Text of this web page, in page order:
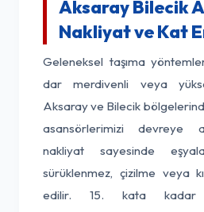
Aksaray Bilecik
Nakliyat ve Kat
Geleneksel taşıma
dar merdivenli veya
Aksaray ve Bilecik
asansörlerimizi devreye
nakliyat sayesinde
sürüklenmez, çizilme veya
edilir. 15. kata kadar